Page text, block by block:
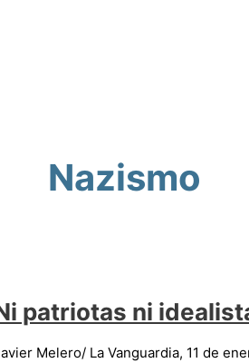
Nazismo
patriotas ni
Melero/ La Vanguardia, 11 de